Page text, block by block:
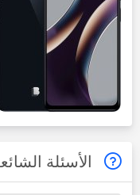
الأسئلة